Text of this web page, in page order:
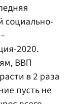
социально-
2020.
ВВП
в 2 раза
пусть не